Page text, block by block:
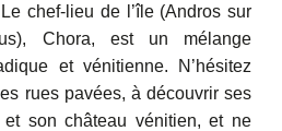
chef-lieu de l’île (Andros sur
Chora, est un mélange
et vénitienne. N’hésitez
rues pavées, à découvrir ses
et son château vénitien, et ne